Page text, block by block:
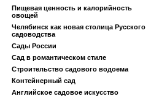
Пищевая ценность и калорийность
овощей
Челябинск как новая столица Русского
садоводства
Сады России
Сад в романтическом стиле
Строительство садового водоема
Контейнерный сад
Английское садовое искусство